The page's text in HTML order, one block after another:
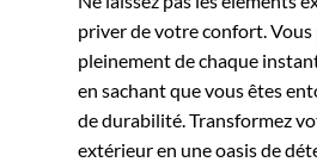
priver de votre confort.
pleinement de chaque
en sachant que vous êtes
de durabilité. Transformez
extérieur en une oasis de